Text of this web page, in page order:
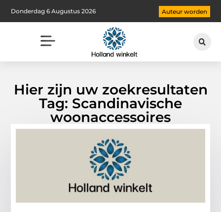
Donderdag 6 Augustus 2026 Auteur worden
Hier zijn uw zoekresultaten
Tag: Scandinavische
woonaccessoires